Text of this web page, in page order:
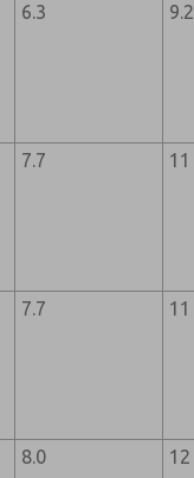
6.3 9.2
7.7 11
7.7 11
8.0 12